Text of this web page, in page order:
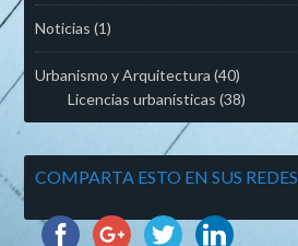
Noticias (1)
Urbanismo y Arquitectura (40)
Licencias urbanísticas (38)
COMPARTA ESTO EN SUS REDES